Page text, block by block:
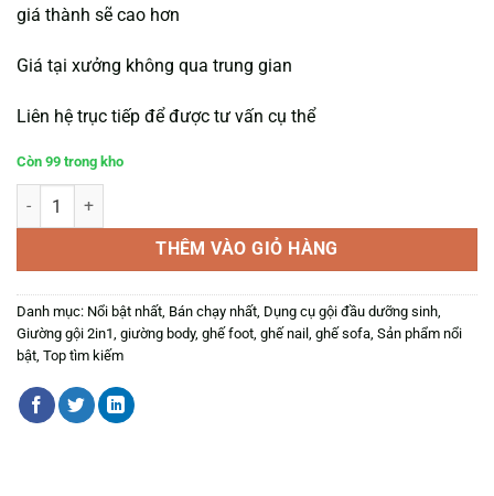
giá thành sẽ cao hơn
Giá tại xưởng không qua trung gian
Liên hệ trục tiếp để được tư vấn cụ thể
Còn 99 trong kho
Giường body có lỗ hoặc không lỗ kích thướt 70*190 số lượng
THÊM VÀO GIỎ HÀNG
Danh mục: Nổi bật nhất, Bán chạy nhất, Dụng cụ gội đầu dưỡng sinh,
Giường gội 2in1, giường body, ghế foot, ghế nail, ghế sofa, Sản phẩm nổi
bật, Top tìm kiếm